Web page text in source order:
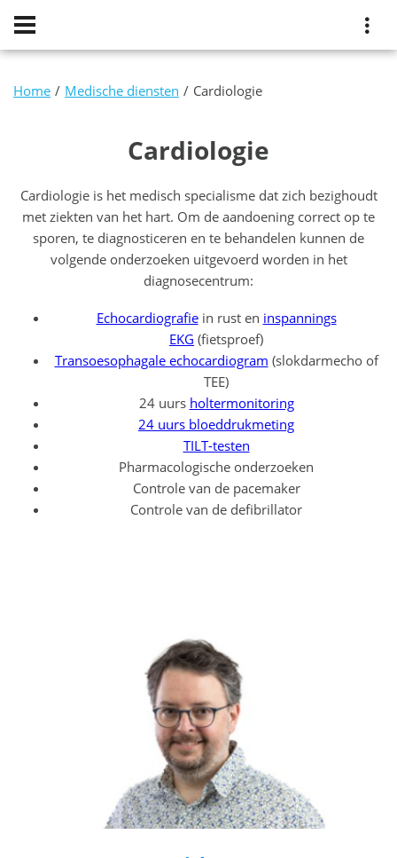
Home Medische diensten Cardiologie
Cardiologie
Cardiologie is het medisch specialisme dat zich bezighoudt
met ziekten van het hart. Om de aandoening correct op te
sporen, te diagnosticeren en te behandelen kunnen de
volgende onderzoeken uitgevoerd worden in het
diagnosecentrum:
Echocardiografiein rust en inspannings
EKG (fietsproef)
Transoesophagale echocardiogram (slokdarmecho of
TEE)
24 uurs holtermonitoring
24 uurs bloeddrukmeting
TILT-testen
Pharmacologische onderzoeken
Controle van de pacemaker
Controle van de defibrillator